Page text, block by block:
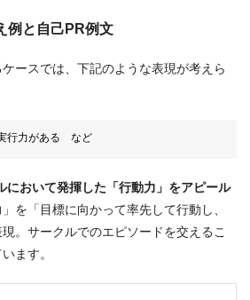
例と自己PR例文
ケースでは、下記のような表現が考えら
行力がある など
において発揮した「行動力」をアピール
を「目標に向かって率先して行動し、
。サークルでのエピソードを交えるこ
ます。